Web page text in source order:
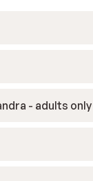
- adults only